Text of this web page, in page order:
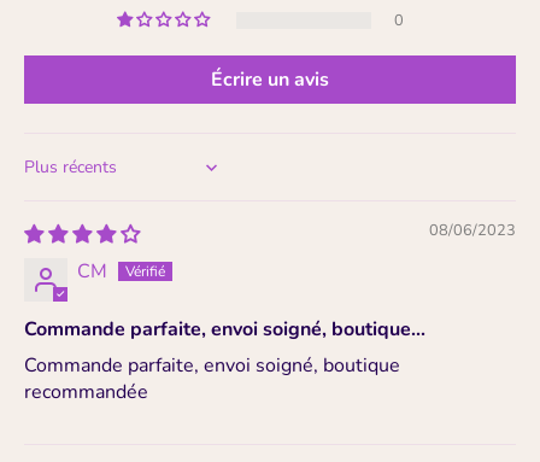
0
Écrire un avis
Sort by
08/06/2023
CM
Commande parfaite, envoi soigné, boutique...
Commande parfaite, envoi soigné, boutique
recommandée